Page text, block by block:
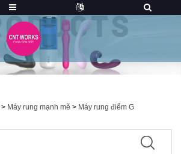
> Máy rung mạnh mẽ > Máy rung điểm G